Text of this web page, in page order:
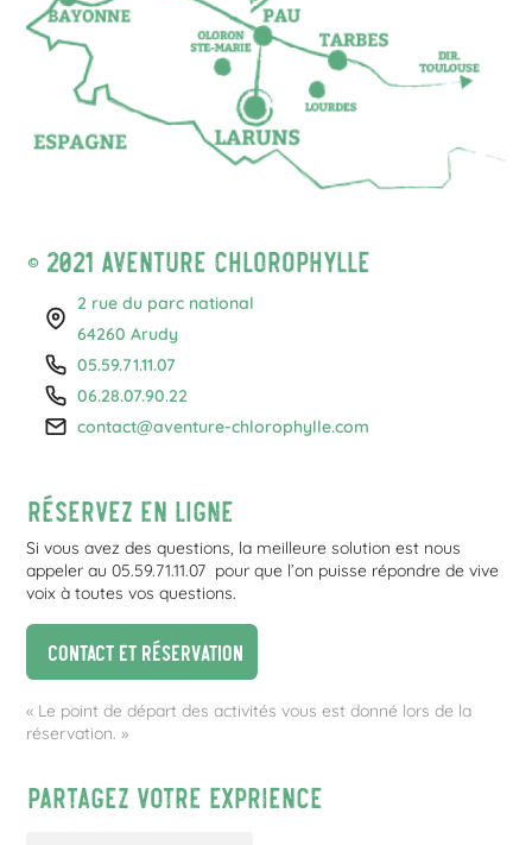
© 2021 Aventure Chlorophylle
2 rue du parc national
64260 Arudy
05.59.71.11.07
06.28.07.90.22
contact@aventure-chlorophylle.com
Réservez en ligne
Si vous avez des questions, la meilleure solution est nous
appeler au 05.59.71.11.07 pour que l’on puisse répondre de vive
voix à toutes vos questions.
Contact et réservation
« Le point de départ des activités vous est donné lors de la
réservation. »
Partagez votre exprience